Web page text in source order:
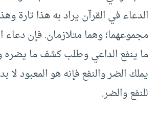
الدعاء في القرآن يراد به هذا تارة
مجموعهما؛ وهما متلازمان. فإن
ما ينفع الداعي وطلب كشف ما
يملك الضر والنفع فإنه هو المعبود لا
للنفع والضر.